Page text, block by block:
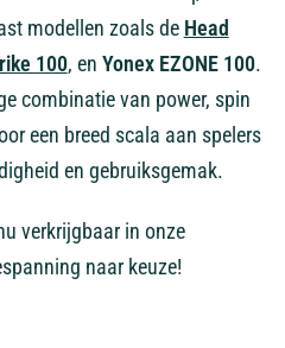
modellen zoals de Head
100, en Yonex EZONE 100.
combinatie van power, spin
een breed scala aan spelers
en gebruiksgemak.
verkrijgbaar in onze
naar keuze!